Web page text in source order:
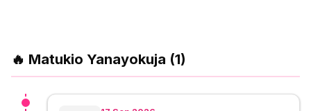
🔥 Matukio Yanayokuja (1)